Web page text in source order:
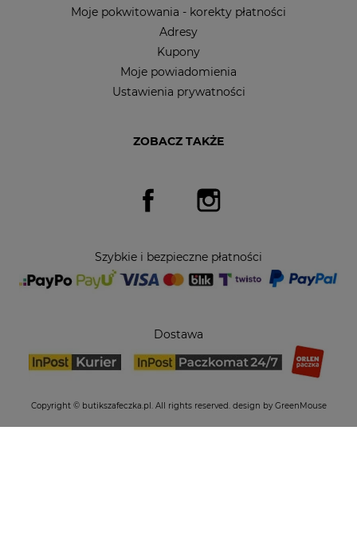
Moje pokwitowania - korekty płatności
Adresy
Kupony
Moje powiadomienia
Ustawienia prywatności
ZOBACZ TAKŻE
Facebook
Szybkie i bezpieczne płatności
Dostawa
Copyright © butikszafeczka.pl. All rights reserved. design by GreenMouse